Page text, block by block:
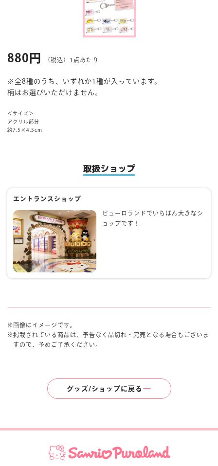
マイページ
880円 （税込）1点あたり
※全8種のうち、いずれか1種が入っています。
柄はお選びいただけません。
＜サイズ＞
アクリル部分
約7.5×4.5cm
取扱ショップ
エントランスショップ
ピューロランドでいちばん大きなシ
ョップです！
画像はイメージです。
掲載されている商品は、予告なく品切れ・完売となる場合もございま
すので、予めご了承ください。
グッズ/ショップに戻る